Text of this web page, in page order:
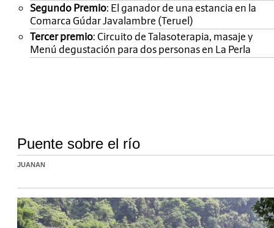
Segundo Premio: El ganador de una estancia en la
Comarca Gúdar Javalambre (Teruel)
Tercer premio: Circuito de Talasoterapia, masaje y
Menú degustación para dos personas en La Perla
Puente sobre el río
JUANAN